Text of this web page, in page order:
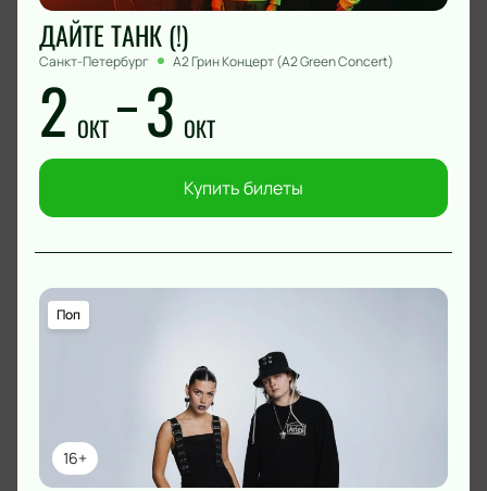
ДАЙТЕ ТАНК (!)
Санкт-Петербург А2 Грин Концерт (A2 Green Concert)
2 ОКТ 3 ОКТ
Купить билеты
16+
Поп